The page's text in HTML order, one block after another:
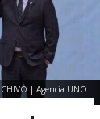
| Agencia UNO